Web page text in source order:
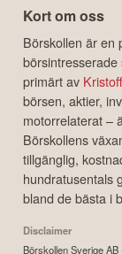
Kort om oss
Börskollen är en
primärt av
börsen, aktier,
motorrelaterat –
Börskollens
tillgänglig,
hundratusentals
bland de bästa i
Disclaimer
Börskollen Sverige